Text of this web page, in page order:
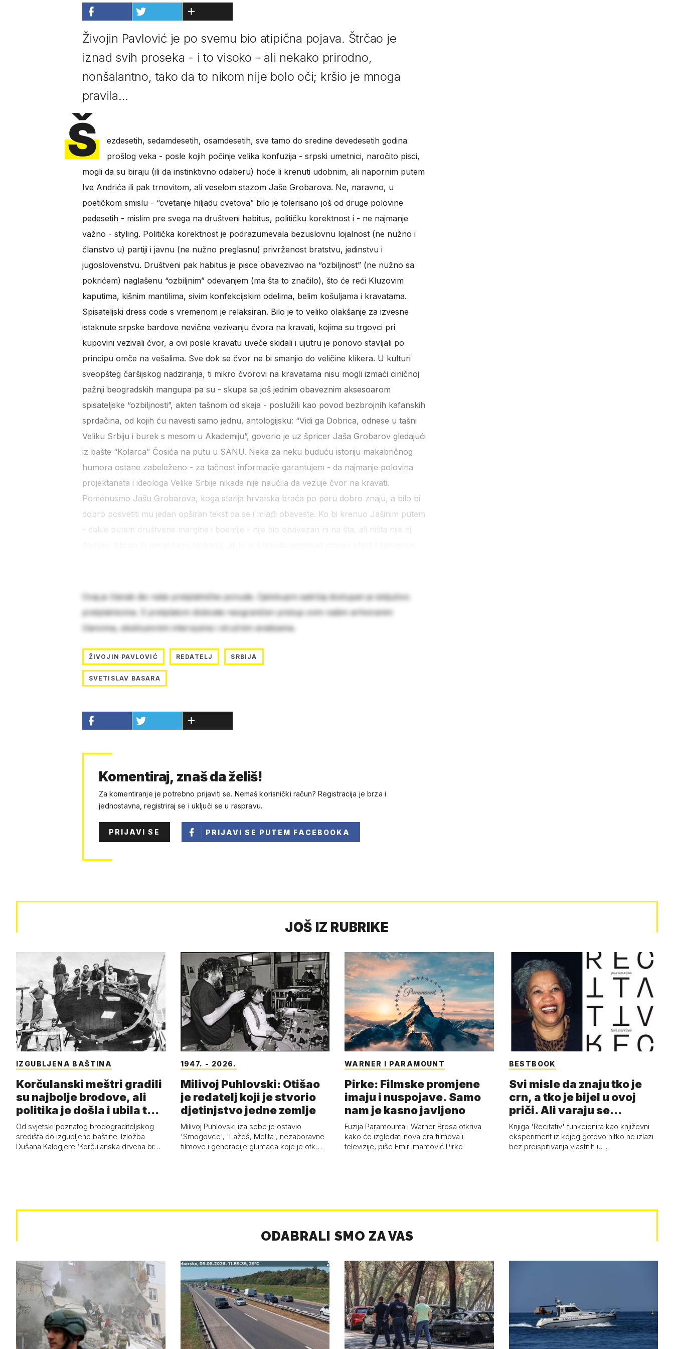
Živojin Pavlović je po svemu bio atipična pojava. Štrčao je
iznad svih proseka - i to visoko - ali nekako prirodno,
nonšalantno, tako da to nikom nije bolo oči; kršio je mnoga
pravila...
Š
ezdesetih, sedamdesetih, osamdesetih, sve tamo do sredine devedesetih godina
prošlog veka - posle kojih počinje velika konfuzija - srpski umetnici, naročito pisci,
mogli da su biraju (ili da instinktivno odaberu) hoće li krenuti udobnim, ali napornim putem
Ive Andrića ili pak trnovitom, ali veselom stazom Jaše Grobarova. Ne, naravno, u
poetičkom smislu - “cvetanje hiljadu cvetova” bilo je tolerisano još od druge polovine
pedesetih - mislim pre svega na društveni habitus, političku korektnost i - ne najmanje
važno - styling. Politička korektnost je podrazumevala bezuslovnu lojalnost (ne nužno i
članstvo u) partiji i javnu (ne nužno preglasnu) privrženost bratstvu, jedinstvu i
jugoslovenstvu. Društveni pak habitus je pisce obavezivao na “ozbiljnost” (ne nužno sa
pokrićem) naglašenu “ozbiljnim” odevanjem (ma šta to značilo), što će reći Kluzovim
kaputima, kišnim mantilima, sivim konfekcijskim odelima, belim košuljama i kravatama.
Spisateljski dress code s vremenom je relaksiran. Bilo je to veliko olakšanje za izvesne
istaknute srpske bardove nevične vezivanju čvora na kravati, kojima su trgovci pri
kupovini vezivali čvor, a ovi posle kravatu uveče skidali i ujutru je ponovo stavljali po
principu omče na vešalima. Sve dok se čvor ne bi smanjio do veličine klikera. U kulturi
sveopšteg čaršijskog nadziranja, ti mikro čvorovi na kravatama nisu mogli izmaći ciničnoj
pažnji beogradskih mangupa pa su - skupa sa još jednim obaveznim aksesoarom
spisateljske “ozbiljnosti”, akten tašnom od skaja - poslužili kao povod bezbrojnih kafanskih
sprdačina, od kojih ću navesti samo jednu, antologijsku: “Vidi ga Dobrica, odnese u tašni
Veliku Srbiju i burek s mesom u Akademiju”, govorio je uz špricer Jaša Grobarov gledajući
iz bašte “Kolarca” Ćosića na putu u SANU. Neka za neku buduću istoriju makabričnog
humora ostane zabeleženo - za tačnost informacije garantujem - da najmanje polovina
projektanata i ideologa Velike Srbije nikada nije naučila da vezuje čvor na kravati.
Pomenusmo Jašu Grobarova, koga starija hrvatska braća po peru dobro znaju, a bilo bi
dobro posvetiti mu jedan opširan tekst da se i mlađi obaveste. Ko bi krenuo Jašinim putem
- dakle putem društvene margine i boemije - nije bio obavezan ni na šta, ali ništa nije ni
Ovaj je članak dio naše pretplatničke ponude. Cjelokupni sadržaj dostupan je isključivo
pretplatnicima. S pretplatom dobivate neograničen pristup svim našim arhiviranim
člancima, ekskluzivnim intervjuima i stručnim analizama.
ŽIVOJIN PAVLOVIĆ REDATELJ SRBIJA
SVETISLAV BASARA
Komentiraj, znaš da želiš!
Za komentiranje je potrebno prijaviti se. Nemaš korisnički račun? Registracija je brza i
jednostavna, registriraj se i uključi se u raspravu.
PRIJAVI SE PRIJAVI SE PUTEM FACEBOOKA
JOŠ IZ RUBRIKE
IZGUBLJENA BAŠTINA
Korčulanski meštri gradili
su najbolje brodove, ali
politika je došla i ubila t…
Od svjetski poznatog brodograditeljskog
središta do izgubljene baštine. Izložba
Dušana Kalogjere ‘Korčulanska drvena br…
1947. - 2026.
Milivoj Puhlovski: Otišao
je redatelj koji je stvorio
djetinjstvo jedne zemlje
Milivoj Puhlovski iza sebe je ostavio
'Smogovce', 'Lažeš, Melita', nezaboravne
filmove i generacije glumaca koje je otk…
WARNER I PARAMOUNT
Pirke: Filmske promjene
imaju i nuspojave. Samo
nam je kasno javljeno
Fuzija Paramounta i Warner Brosa otkriva
kako će izgledati nova era filmova i
televizije, piše Emir Imamović Pirke
BESTBOOK
Svi misle da znaju tko je
crn, a tko je bijel u ovoj
priči. Ali varaju se...
Knjiga 'Recitativ' funkcionira kao književni
eksperiment iz kojeg gotovo nitko ne izlazi
bez preispitivanja vlastitih u…